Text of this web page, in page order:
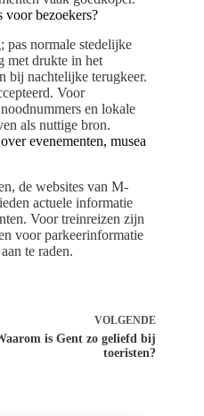
voor bezoekers?
pas normale stedelijke
met drukte in het
bij nachtelijke terugkeer.
Voor
en lokale
als nuttige bron.
evenementen, musea
de websites van M-
actuele informatie
Voor treinreizen zijn
voor parkeerinformatie
te raden.
VOLGENDE
is Gent zo geliefd bij
toeristen?